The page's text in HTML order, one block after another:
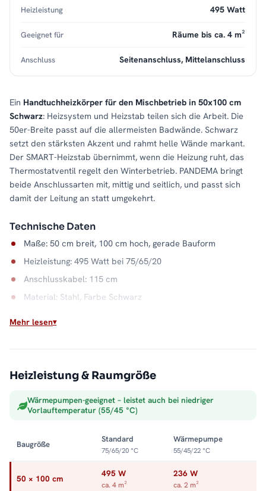
Ein Handtuchheizkörper für den Mischbetrieb in 50x100 cm
Schwarz: Heizsystem und Heizstab teilen sich die Arbeit. Die
50er-Breite passt auf die allermeisten Badwände. Schwarz
setzt den stärksten Akzent und rahmt helle Wände markant.
Der SMART-Heizstab übernimmt, wenn die Heizung ruht, das
Thermostatventil regelt den Winterbetrieb. PANDEMA bringt
beide Anschlussarten mit, mittig und seitlich, und passt sich
damit der Leitung an statt umgekehrt.
Technische Daten
Maße: 50 cm breit, 100 cm hoch, gerade Bauform
Heizleistung: 495 Watt bei 75/65/20
Anschlusskabel: 115 cm
Material: Stahl, Farbe Schwarz
Ganzjahres-Prinzip Mischbetrieb
Solange die Zentralheizung läuft, liefert sie die günstige
Grundwärme. Ruht sie, übernimmt der Heizstab auf
ganze Anlage zu starten. Alle Größen und Ausführungen finden
Sie in der Kategorie
Mischbetrieb-Heizkörper.
Heizleistung 495 Watt
Geeignet für Räume bis ca. 4 m²
Anschluss Seitenanschluss, Mittelanschluss
Mehr lesen
Heizleistung & Raumgröße
Wärmepumpen-geeignet – leistet auch bei niedriger
Vorlauftemperatur (55/45 °C)
Baugröße
Standard
75/65/20 °C
Wärmepumpe
55/45/22 °C
50 × 100 cm 495 W
ca. 4 m²
236 W
ca. 2 m²